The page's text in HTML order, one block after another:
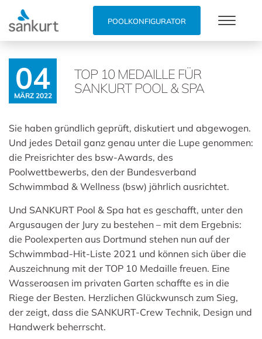
POOLKONFIGURATOR
04
MÄRZ 2022
TOP 10 MEDAILLE FÜR
SANKURT POOL & SPA
Sie haben gründlich geprüft, diskutiert und abgewogen.
Und jedes Detail ganz genau unter die Lupe genommen:
die Preisrichter des bsw-Awards, des
Poolwettbewerbs, den der Bundesverband
Schwimmbad & Wellness (bsw) jährlich ausrichtet.
Und SANKURT Pool & Spa hat es geschafft, unter den
Argusaugen der Jury zu bestehen – mit dem Ergebnis:
die Poolexperten aus Dortmund stehen nun auf der
Schwimmbad-Hit-Liste 2021 und können sich über die
Auszeichnung mit der TOP 10 Medaille freuen. Eine
Wasseroasen im privaten Garten schaffte es in die
Riege der Besten. Herzlichen Glückwunsch zum Sieg,
der zeigt, dass die SANKURT-Crew Technik, Design und
Handwerk beherrscht.